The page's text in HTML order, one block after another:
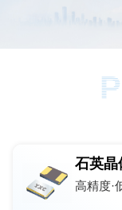
石英晶
高精度·